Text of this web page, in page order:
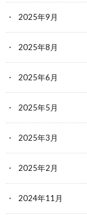
2025年9月
2025年8月
2025年6月
2025年5月
2025年3月
2025年2月
2024年11月